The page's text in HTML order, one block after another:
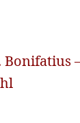
Bonifatius